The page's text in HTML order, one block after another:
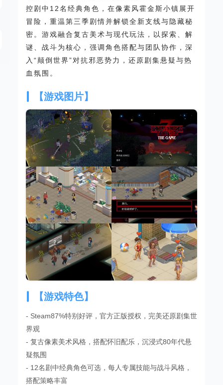
控剧中12名经典角色，在像素风霍金斯小镇展开
冒险，重温第三季剧情并解锁全新支线与隐藏秘
密。游戏融合复古美术与现代玩法，以探索、解
谜、战斗为核心，强调角色搭配与团队协作，深
入“颠倒世界”对抗邪恶势力，还原剧集悬疑与热
血氛围。
【游戏图片】
【游戏特色】
- Steam87%特别好评，官方正版授权，完美还原剧集世
界观
- 复古像素美术风格，搭配怀旧配乐，沉浸式80年代悬
疑氛围
- 12名剧中经典角色可选，每人专属技能与战斗风格，
搭配策略丰富